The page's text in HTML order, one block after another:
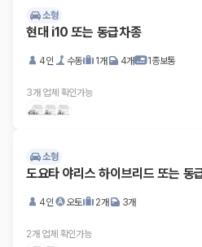
소형
현대 i10 또는 동급차종
4인 수동 1개 4개 1종보통
3개 업체 확인가능
소형
도요타 야리스 하이브리드 또는 동
4인 오토 2개 3개
2개 업체 확인가능